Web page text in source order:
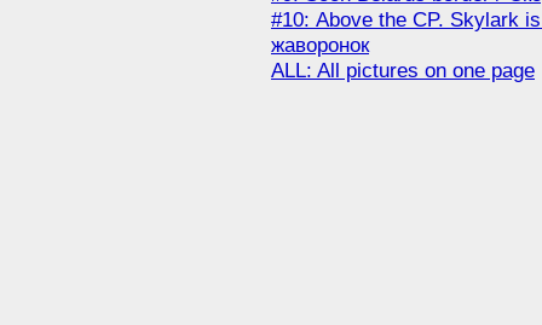
#10: Above the CP. Skylark
жаворонок
ALL: All pictures on one page